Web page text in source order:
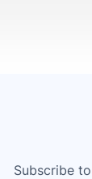
Subscribe